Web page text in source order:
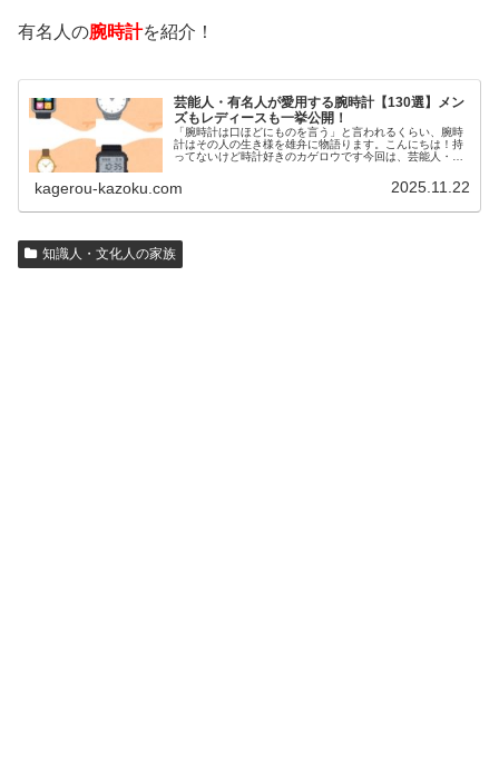
有名人の腕時計を紹介！
芸能人・有名人が愛用する腕時計【130選】メン
ズもレディースも一挙公開！
「腕時計は口ほどにものを言う」と言われるくらい、腕時
計はその人の生き様を雄弁に物語ります。こんにちは！持
ってないけど時計好きのカゲロウです今回は、芸能人・有
kagerou-kazoku.com 2025.11.22
知識人・文化人の家族